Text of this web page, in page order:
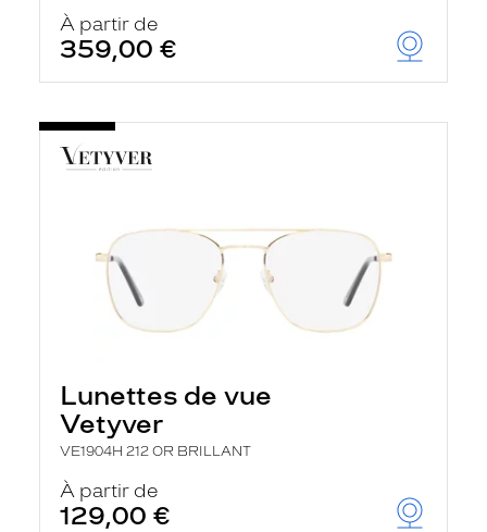
À partir de
359,00 €
Lunettes de vue
Vetyver
VE1904H 212 OR BRILLANT
À partir de
129,00 €